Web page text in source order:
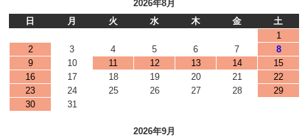
2026年8月
日
月 火 水 木 金
土
1
2
3 4 5 6 7
8
9
10 11 12 13 14
15
16
17 18 19 20 21
22
23
24 25 26 27 28
29
30
31
2026年9月